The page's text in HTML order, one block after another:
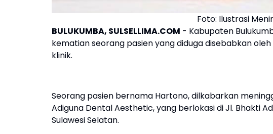
Foto: Ilustrasi
BULUKUMBA, SULSELLIMA.COM - Kabupaten
kematian seorang pasien yang diduga disebabkan
klinik.
Seorang pasien bernama Hartono, dilkabarkan
Adiguna Dental Aesthetic, yang berlokasi di Jl. Bhakti
Sulawesi Selatan.